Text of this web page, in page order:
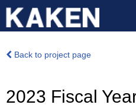
Back to project page
2023 Fiscal